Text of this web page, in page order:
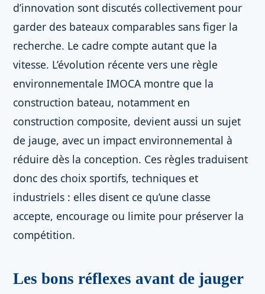
d’innovation sont discutés collectivement pour
garder des bateaux comparables sans figer la
recherche. Le cadre compte autant que la
vitesse. L’évolution récente vers une règle
environnementale IMOCA montre que la
construction bateau, notamment en
construction composite, devient aussi un sujet
de jauge, avec un impact environnemental à
réduire dès la conception. Ces règles traduisent
donc des choix sportifs, techniques et
industriels : elles disent ce qu’une classe
accepte, encourage ou limite pour préserver la
compétition.
Les bons réflexes avant de jauger